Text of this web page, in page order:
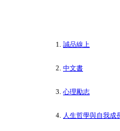
誠品線上
中文書
心理勵志
人生哲學與自我成